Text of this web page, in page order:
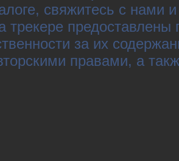
свяжитесь с нами
трекере
за их
правами, а